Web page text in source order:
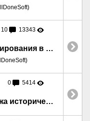
10 13343
Бесплатные рынки для тестирования в вашей Time Machine
0 5414
Беспрецедентная распродажа исторических данных для Time Machine